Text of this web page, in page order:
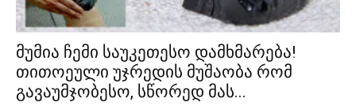
მუმია ჩემი საუკეთესო დამხმარება!
თითოეული უჯრედის მუშაობა რომ
გავაუმჯობესო, სწორედ მას...